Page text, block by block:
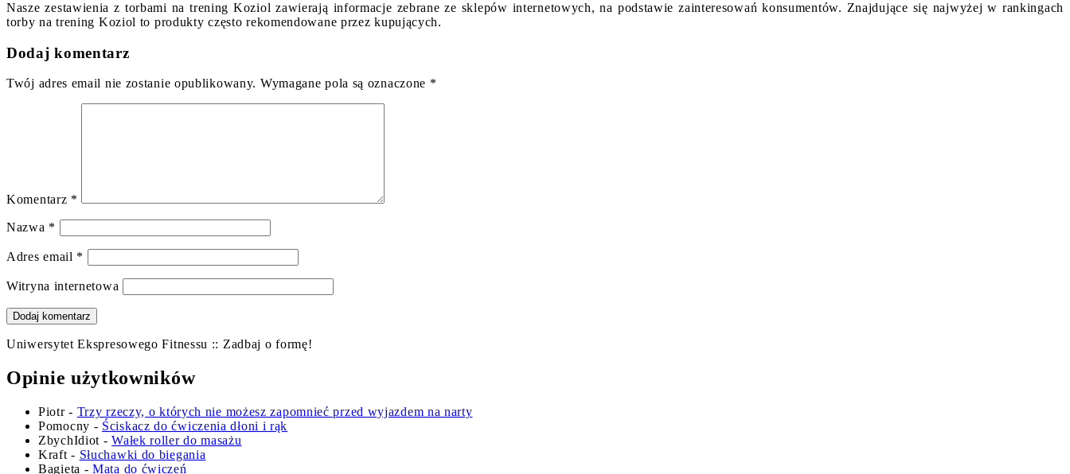
Nasze zestawienia z torbami na trening Koziol zawierają informacje zebrane ze sklepów internetowych, na podstawie zainteresowań konsumentów. Znajdujące się najwyżej w rankingach
torby na trening Koziol to produkty często rekomendowane przez kupujących.
Dodaj komentarz
Twój adres email nie zostanie opublikowany. Wymagane pola są oznaczone *
Komentarz *
Nazwa *
Adres email *
Witryna internetowa
Uniwersytet Ekspresowego Fitnessu :: Zadbaj o formę!
Opinie użytkowników
Piotr- Trzy rzeczy, o których nie możesz zapomnieć przed wyjazdem na narty
Pomocny - Ściskacz do ćwiczenia dłoni i rąk
ZbychIdiot -Wałek roller do masażu
Kraft - Słuchawki do biegania
Bagieta -Mata do ćwiczeń